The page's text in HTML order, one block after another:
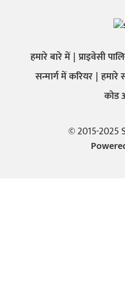
हमारे बारे में प्राइवेसी
सन्मार्ग में करियर हमारे
कोड
© 2015-2025